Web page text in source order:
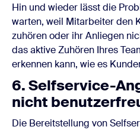
Hin und wieder lässt die
warten, weil Mitarbeiter den
zuhören oder ihr Anliegen
das aktive Zuhören Ihres
erkennen kann, wie es
6. Selfservice-
nicht
Die Bereitstellung von